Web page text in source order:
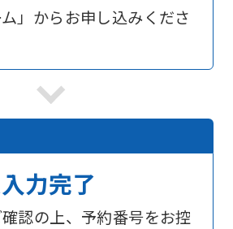
ム」からお申し込みくださ
力完了
認の上、予約番号をお控